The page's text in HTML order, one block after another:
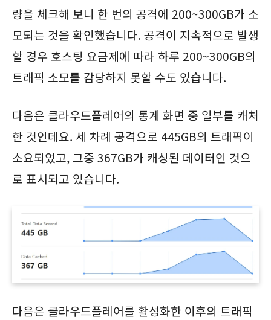
량을 체크해 보니 한 번의 공격에 200~300GB가 소
모되는 것을 확인했습니다. 공격이 지속적으로 발생
할 경우 호스팅 요금제에 따라 하루 200~300GB의
트래픽 소모를 감당하지 못할 수도 있습니다.
다음은 클라우드플레어의 통계 화면 중 일부를 캐처
한 것인데요. 세 차례 공격으로 445GB의 트래픽이
소요되었고, 그중 367GB가 캐싱된 데이터인 것으
로 표시되고 있습니다.
다음은 클라우드플레어를 활성화한 이후의 트래픽